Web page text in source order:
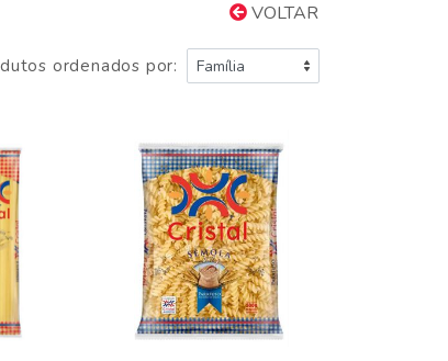
VOLTAR
ordenados por: